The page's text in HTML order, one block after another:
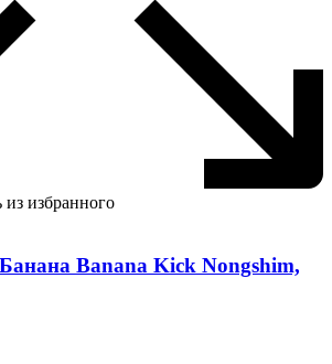
из избранного
Banana Kick Nongshim,